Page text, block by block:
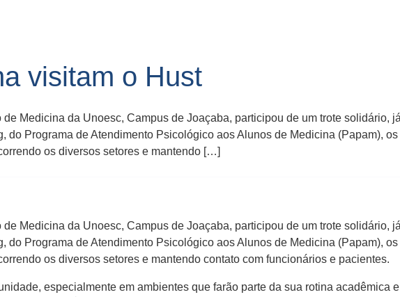
visitam o Hust
Medicina da Unoesc, Campus de Joaçaba, participou de um trote solidário,
Programa de Atendimento Psicológico aos Alunos de Medicina (Papam),
os diversos setores e mantendo […]
Medicina da Unoesc, Campus de Joaçaba, participou de um trote solidário,
Programa de Atendimento Psicológico aos Alunos de Medicina (Papam),
os diversos setores e mantendo contato com funcionários e pacientes.
especialmente em ambientes que farão parte da sua rotina acadêmica